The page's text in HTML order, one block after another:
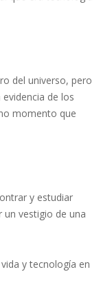
del universo, pero
de los
momento que
y estudiar
un vestigio de una
y tecnología en